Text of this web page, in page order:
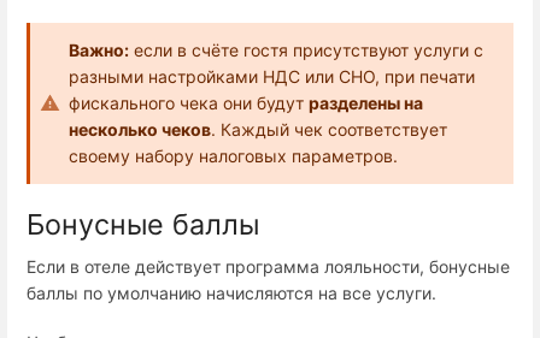
Важно: если в счёте гостя присутствуют услуги с
разными настройками НДС или СНО, при печати
фискального чека они будут разделены на
несколько чеков. Каждый чек соответствует
своему набору налоговых параметров.
Бонусные баллы
Если в отеле действует программа лояльности, бонусные
баллы по умолчанию начисляются на все услуги.